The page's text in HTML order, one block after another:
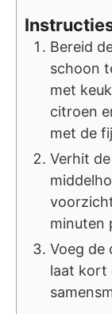
Bereid
schoon
met
citroen
met de
Verhit
minuten
Voeg de
laat kort